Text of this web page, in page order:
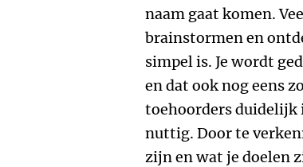
naam gaat komen.
brainstormen en
simpel is. Je wordt
en dat ook nog eens
toehoorders duidelijk
nuttig. Door te
zijn en wat je doelen